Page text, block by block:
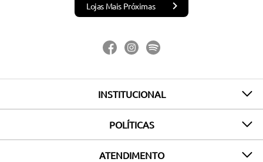
Lojas Mais Próximas
INSTITUCIONAL
POLÍTICAS
ATENDIMENTO